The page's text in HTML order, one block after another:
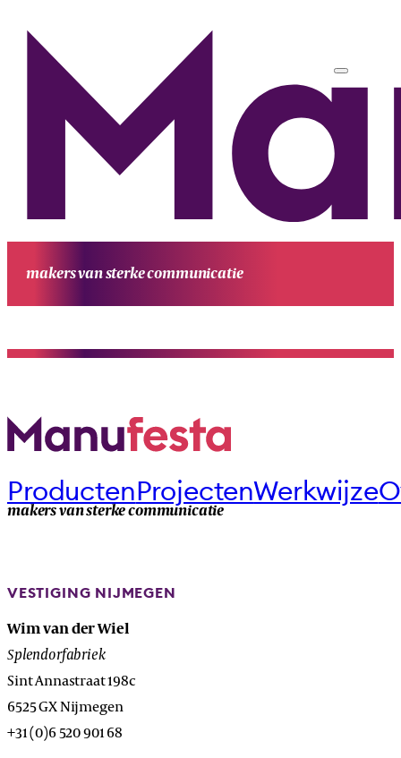
makers van sterke communicatie
makers van sterke communicatie
ProductenProjectenWerkwijze
VESTIGING NIJMEGEN
Wim van der Wiel
Splendorfabriek
Sint Annastraat 198c
6525 GX Nijmegen
+31 (0)6 520 901 68